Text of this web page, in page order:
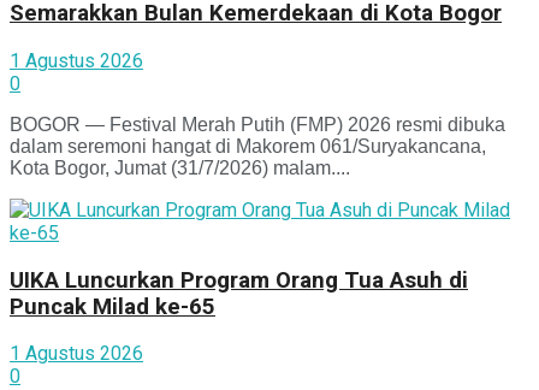
Semarakkan Bulan Kemerdekaan di Kota Bogor
1 Agustus 2026
0
BOGOR — Festival Merah Putih (FMP) 2026 resmi dibuka
dalam seremoni hangat di Makorem 061/Suryakancana,
Kota Bogor, Jumat (31/7/2026) malam....
UIKA Luncurkan Program Orang Tua Asuh di
Puncak Milad ke-65
1 Agustus 2026
0